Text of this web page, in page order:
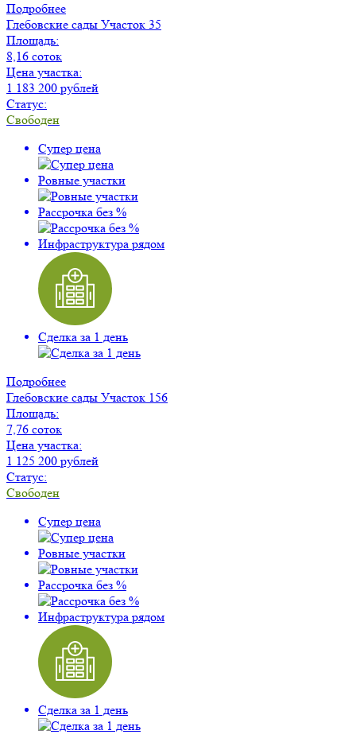
Подробнее
Глебовские сады Участок 35
Площадь:
8,16 соток
Цена участка:
1 183 200 рублей
Статус:
Свободен
Супер цена
Ровные участки
Рассрочка без %
Инфраструктура рядом
Сделка за 1 день
Подробнее
Глебовские сады Участок 156
Площадь:
7,76 соток
Цена участка:
1 125 200 рублей
Статус:
Свободен
Супер цена
Ровные участки
Рассрочка без %
Инфраструктура рядом
Сделка за 1 день